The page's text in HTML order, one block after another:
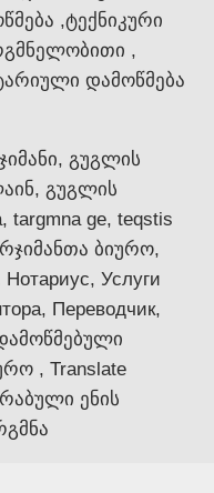
,ტექნიკური
,
დამოწმება
გუგლის
გუგლის
targmna ge, teqstis
ბიურო,
Услуги
Переводчик,
, Translate
ენის